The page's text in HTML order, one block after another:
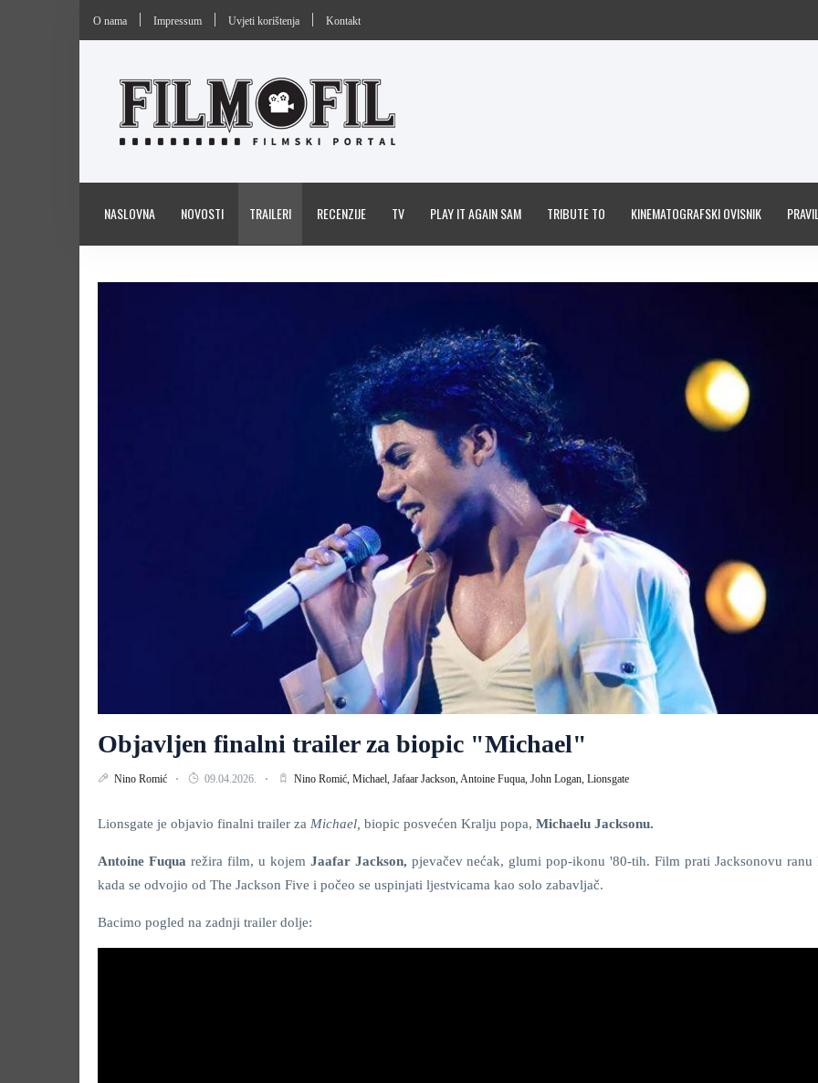
O nama Impressum Uvjeti korištenja Kontakt
NASLOVNA NOVOSTI TRAILERI RECENZIJE TV PLAY IT AGAIN SAM TRIBUTE TO KINEMATOGRAFSKI OVISNIK
Objavljen finalni trailer za biopic "Michael"
Nino Romić 09.04.2026. Nino Romić, Michael, Jafaar Jackson, Antoine Fuqua, John Logan, Lionsgate
Lionsgate je objavio finalni trailer za Michael, biopic posvećen Kralju popa, Michaelu Jacksonu.
Antoine Fuqua režira film, u kojem Jaafar Jackson, pjevačev nećak, glumi pop-ikonu '80-tih. Film prati Jacksonovu ranu
kada se odvojio od The Jackson Five i počeo se uspinjati ljestvicama kao solo zabavljač.
Bacimo pogled na zadnji trailer dolje: